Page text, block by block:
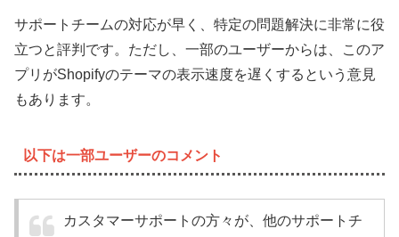
サポートチームの対応が早く、特定の問題解決に非常に役
立つと評判です。ただし、一部のユーザーからは、このア
プリがShopifyのテーマの表示速度を遅くするという意見
もあります。
以下は一部ユーザーのコメント
カスタマーサポートの方々が、他のサポートチ